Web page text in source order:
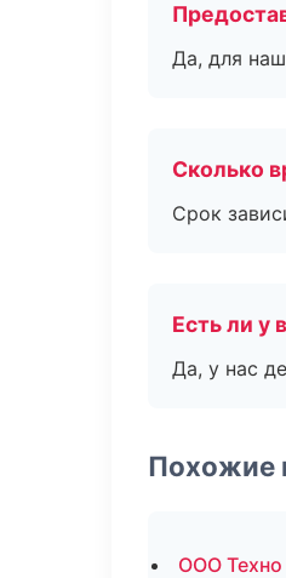
Да, для
Сколько
Срок
Есть ли у
Да, у нас
Похожие
ООО